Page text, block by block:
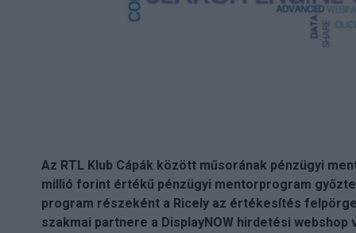
Az RTL Klub Cápák között műsorának pénzügyi
millió forint értékű pénzügyi mentorprogram
program részeként a Ricely az értékesítés
szakmai partnere a DisplayNOW hirdetési